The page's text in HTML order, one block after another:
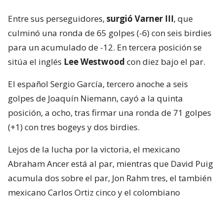
Entre sus perseguidores, surgió Varner III, que
culminó una ronda de 65 golpes (-6) con seis birdies
para un acumulado de -12. En tercera posición se
sitúa el inglés Lee Westwood con diez bajo el par.
El español Sergio García, tercero anoche a seis
golpes de Joaquín Niemann, cayó a la quinta
posición, a ocho, tras firmar una ronda de 71 golpes
(+1) con tres bogeys y dos birdies.
Lejos de la lucha por la victoria, el mexicano
Abraham Ancer está al par, mientras que David Puig
acumula dos sobre el par, Jon Rahm tres, el también
mexicano Carlos Ortiz cinco y el colombiano